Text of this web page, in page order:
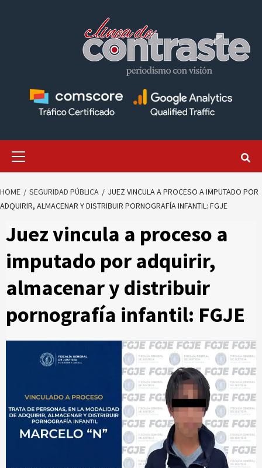
HOME SEGURIDAD PÚBLICA
JUEZ VINCULA A PROCESO A IMPUTADO POR
ADQUIRIR, ALMACENAR Y DISTRIBUIR PORNOGRAFÍA INFANTIL: FGJE
Juez vincula a proceso a
imputado por adquirir,
almacenar y distribuir
pornografía infantil: FGJE